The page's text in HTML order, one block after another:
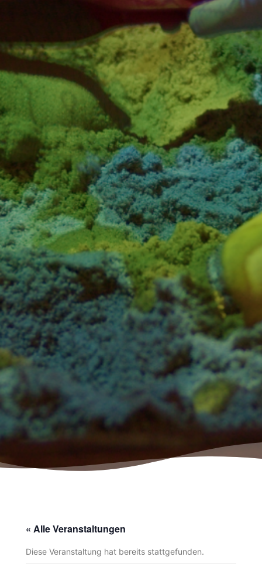
« Alle Veranstaltungen
Diese Veranstaltung hat bereits stattgefunden.